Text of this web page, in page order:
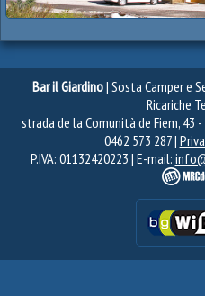
Bar il Giardino| Sosta Camper e
Ricariche
strada de la Comunità de Fiem, 43
0462 573 287 |
P.IVA: 01132420223 | E-mail: